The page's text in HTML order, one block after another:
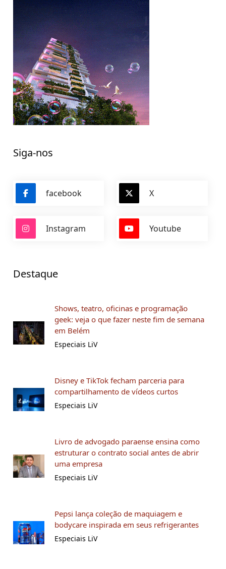
Siga-nos
facebook X
Instagram Youtube
Destaque
Shows, teatro, oficinas e programação
geek: veja o que fazer neste fim de semana
em Belém
Especiais LiV
Disney e TikTok fecham parceria para
compartilhamento de vídeos curtos
Especiais LiV
Livro de advogado paraense ensina como
estruturar o contrato social antes de abrir
uma empresa
Especiais LiV
Pepsi lança coleção de maquiagem e
bodycare inspirada em seus refrigerantes
Especiais LiV